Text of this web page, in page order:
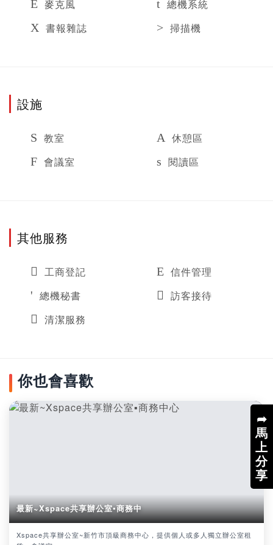
➦
馬
上
分
享
麥克風
總機系統
書報雜誌
掃描機
設施
教室
休憩區
會議室
閱讀區
其他服務
工商登記
信件管理
總機秘書
訪客接待
清潔服務
你也會喜歡
最新~Xspace共享辦公室▪商務中
Xspace共享辦公室~新竹市頂級商務中心，提供個人或多人獨立辦公室租